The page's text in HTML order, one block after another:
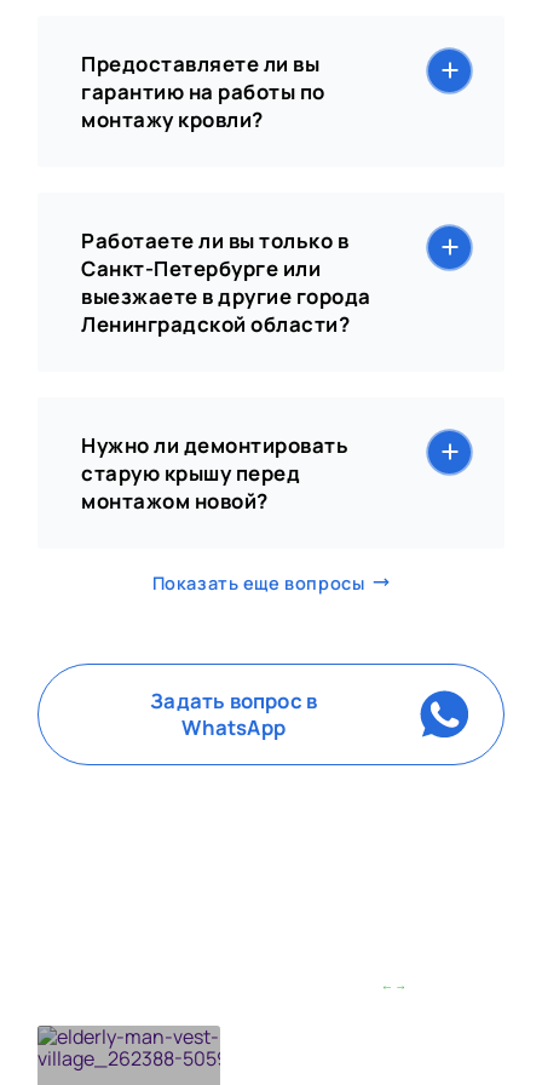
Предоставляете ли вы
гарантию на работы по
монтажу кровли?
Работаете ли вы только в
Санкт-Петербурге или
выезжаете в другие города
Ленинградской области?
Нужно ли демонтировать
старую крышу перед
монтажом новой?
Показать еще вопросы
Задать вопрос в
WhatsApp